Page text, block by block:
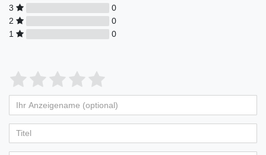
3
0
2
0
1
0
Bewertungssterne
von
5
Bewertungssternen
4
von
5
Bewertungssternen
3
von
5
Bewertungssternen
2
von
5
Bewertungssternen
1
von
5
Bewertungssternen
Anzeigename
(optional)